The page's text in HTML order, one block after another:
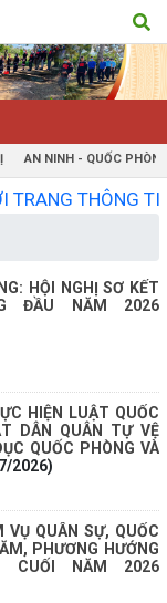
Tiếng Anh
AN NINH - QUỐC
THÔNG TIN ĐIỆN
HỘI NGHỊ SƠ KẾT
ĐẦU NĂM 2026
HIỆN LUẬT QUỐC
DÂN QUÂN TỰ VỆ
QUỐC PHÒNG VÀ
2026)
VỤ QUÂN SỰ, QUỐC
PHƯƠNG HƯỚNG
CUỐI NĂM 2026